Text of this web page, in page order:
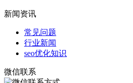
新闻资讯
常见问题
行业新闻
seo优化知识
微信联系